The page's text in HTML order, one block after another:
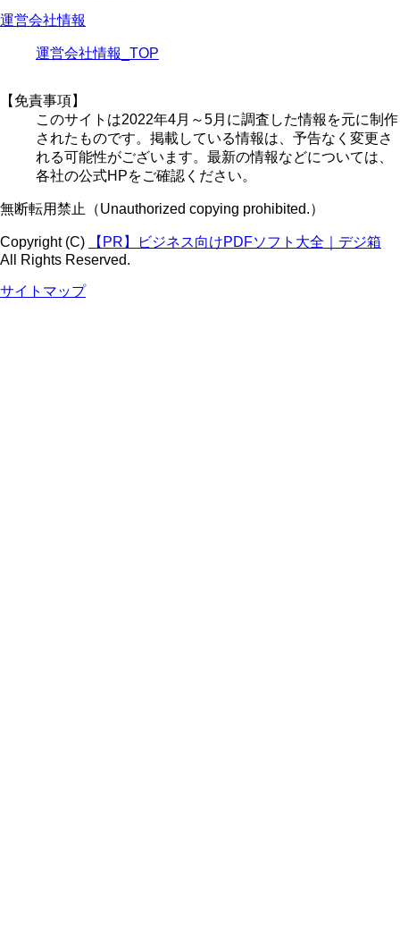
運営会社情報
運営会社情報_TOP
【免責事項】
このサイトは2022年4月～5月に調査した情報を元に制作
されたものです。掲載している情報は、予告なく変更さ
れる可能性がございます。最新の情報などについては、
各社の公式HPをご確認ください。
無断転用禁止（Unauthorized copying prohibited.）
Copyright (C)
ビジネス向けPDFソフト大全｜デジ箱
All Rights Reserved.
サイトマップ